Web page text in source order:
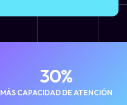
MÁS CAPACIDAD DE ATENCIÓN
30%